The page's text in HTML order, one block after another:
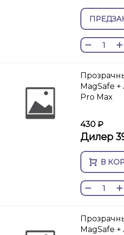
MagSafe
Pro Max
430 ₽
Дилер
В
MagSafe